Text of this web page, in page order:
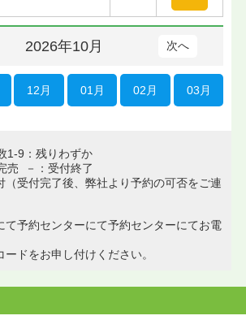
2026年10月 次へ
12月 01月 02月 03月
1-9：残りわずか
売 －：受付終了
受付完了後、弊社より予約の可否をご連
予約センターにて予約センターにてお電
ドをお申し付けください。